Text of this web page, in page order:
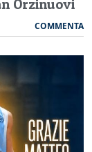
Orzinuovi
COMMENTA